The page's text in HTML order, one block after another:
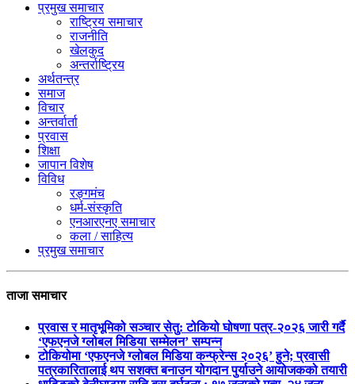
प्रमुख समाचार
राष्ट्रिय समाचार
राजनीति
खेलकुद
अन्तर्राष्ट्रिय
अर्थतन्त्र
समाज
विचार
अन्तर्वार्ता
प्रवास
शिक्षा
जापान विशेष
विविध
रङ्गमंच
धर्म-संस्कृति
एनआरएनए समाचार
कला / साहित्य
प्रमुख समाचार
ताजा समाचार
प्रवास र मातृभूमिको सञ्चार सेतु: टोकियो घोषणा पत्र-२०२६ जारी गर्दै
‘एफएनजे ग्लोबल मिडिया सम्मेलन’ सम्पन्न
टोकियोमा ‘एफएनजे ग्लोबल मिडिया कन्फ्रेन्स २०२६’ हुने; प्रवासी
पत्रकारितालाई थप सशक्त बनाउन योगदान पुर्याउने आयोजकको तयारी